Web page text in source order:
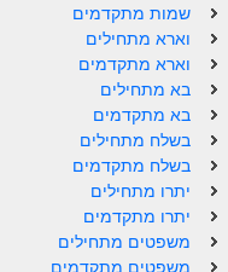
הזוהר הקדוש שמות מתחילים
הזוהר הקדוש שמות מתקדמים
הזוהר הקדוש וארא מתחילים
הזוהר הקדוש וארא מתקדמים
הזוהר הקדוש בא מתחילים
הזוהר הקדוש בא מתקדמים
שמות מתקדמים
וארא מתחילים
וארא מתקדמים
בא מתחילים
בא מתקדמים
בשלח מתחילים
בשלח מתקדמים
יתרו מתחילים
יתרו מתקדמים
משפטים מתחילים
משפטים מתקדמים